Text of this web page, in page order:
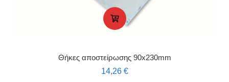
Θήκες αποστείρωσης 90x230mm
14,26 €